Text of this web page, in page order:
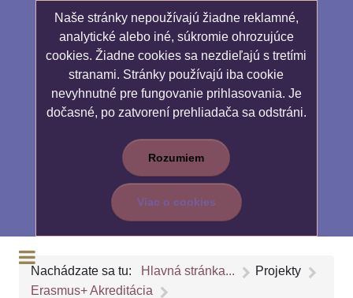
Naše stránky nepoužívajú žiadne reklamné,
analytické alebo iné, súkromie ohrozujúce
cookies. Žiadne cookies sa nezdieľajú s tretími
stranami. Stránky používajú iba cookie
nevyhnutné pre fungovanie prihlasovania. Je
dočasné, po zatvorení prehliadača sa odstráni.
Rozumiem
Viac o cookies
Nachádzate sa tu: Hlavná stránka...
Projekty
Erasmus+ Akreditácia